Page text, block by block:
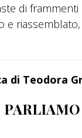
di
di Teodora